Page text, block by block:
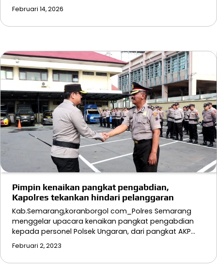
Februari 14, 2026
Pimpin kenaikan pangkat pengabdian,
Kapolres tekankan hindari pelanggaran
Kab.Semarang,koranborgol com_Polres Semarang
menggelar upacara kenaikan pangkat pengabdian
kepada personel Polsek Ungaran, dari pangkat AKP…
Februari 2, 2023